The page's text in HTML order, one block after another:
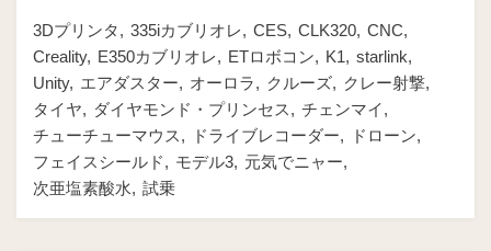
3Dプリンタ 335iカブリオレ CES CLK320 CNC
Creality
E350カブリオレ ETロボコン K1
starlink
Unity
エアダスター オーロラ クルーズ
クレー射撃
タイヤ
ダイヤモンド・プリンセス
チェンマイ
チューチューマウス
ドライブレコーダー
ドローン
フェイスシールド
モデル3
元気でニャー
次亜塩素酸水
試乗